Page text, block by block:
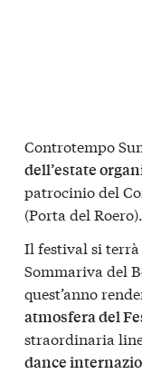
Controtempo
dell’estate
patrocinio del
(Porta del Roero).
Il festival si terrà
Sommariva del
quest’anno
atmosfera del
straordinaria
dance